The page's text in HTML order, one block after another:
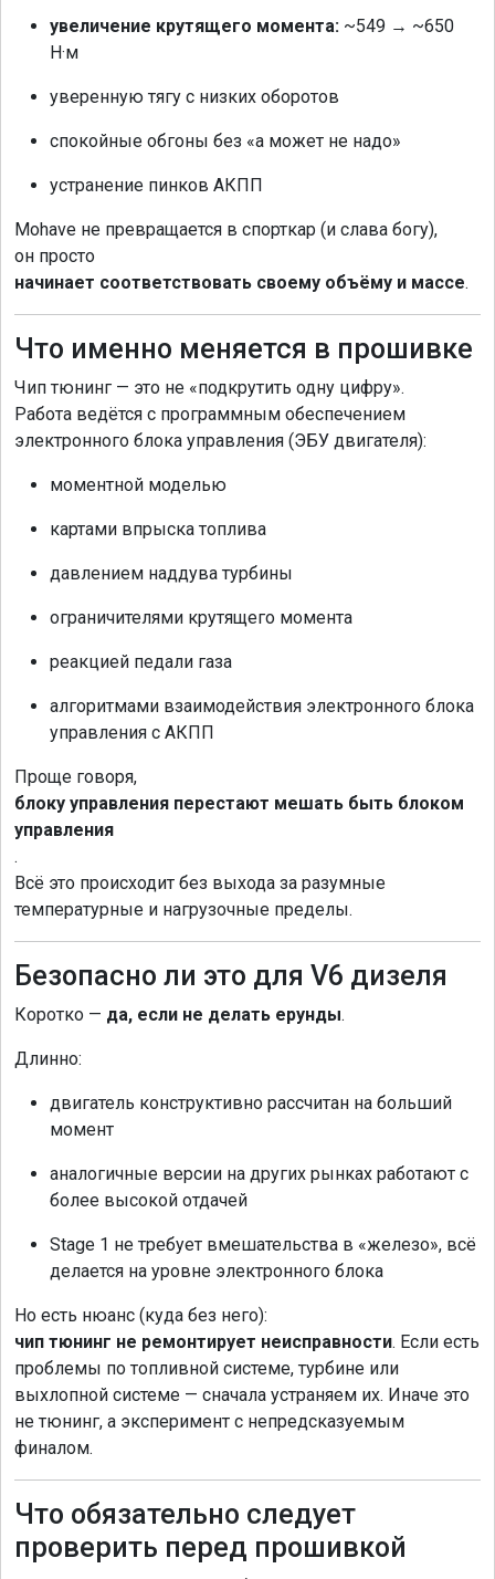
увеличение крутящего момента: ~549 → ~650
Н·м
уверенную тягу с низких оборотов
спокойные обгоны без «а может не надо»
устранение пинков АКПП
Mohave не превращается в спорткар (и слава богу),
он просто
начинает соответствовать своему объёму и массе.
Что именно меняется в прошивке
Чип тюнинг — это не «подкрутить одну цифру».
Работа ведётся с программным обеспечением
электронного блока управления (ЭБУ двигателя):
моментной моделью
картами впрыска топлива
давлением наддува турбины
ограничителями крутящего момента
реакцией педали газа
алгоритмами взаимодействия электронного блока
управления с АКПП
Проще говоря,
блоку управления перестают мешать быть блоком
управления
.
Всё это происходит без выхода за разумные
температурные и нагрузочные пределы.
Безопасно ли это для V6 дизеля
Коротко — да, если не делать ерунды.
Длинно:
двигатель конструктивно рассчитан на больший
момент
аналогичные версии на других рынках работают с
более высокой отдачей
Stage 1 не требует вмешательства в «железо», всё
делается на уровне электронного блока
Но есть нюанс (куда без него):
чип тюнинг не ремонтирует неисправности. Если есть
проблемы по топливной системе, турбине или
выхлопной системе — сначала устраняем их. Иначе это
не тюнинг, а эксперимент с непредсказуемым
финалом.
Что обязательно следует
проверить перед прошивкой